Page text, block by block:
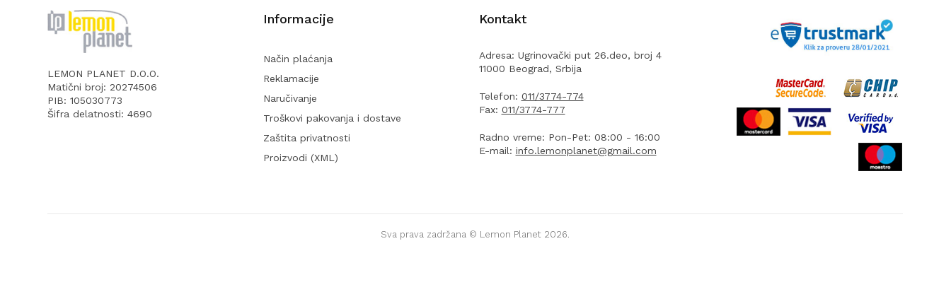
LEMON PLANET D.O.O.
Matični broj: 20274506
PIB: 105030773
Šifra delatnosti: 4690
Informacije
Način plaćanja
Reklamacije
Naručivanje
Troškovi pakovanja i dostave
Zaštita privatnosti
Proizvodi (XML)
Kontakt
Adresa: Ugrinovački put 26.deo, broj 4
11000 Beograd, Srbija
Telefon: 011/3774-774
Fax: 011/3774-777
Radno vreme: Pon-Pet: 08:00 - 16:00
E-mail: info.lemonplanet@gmail.com
Sva prava zadržana © Lemon Planet 2026.